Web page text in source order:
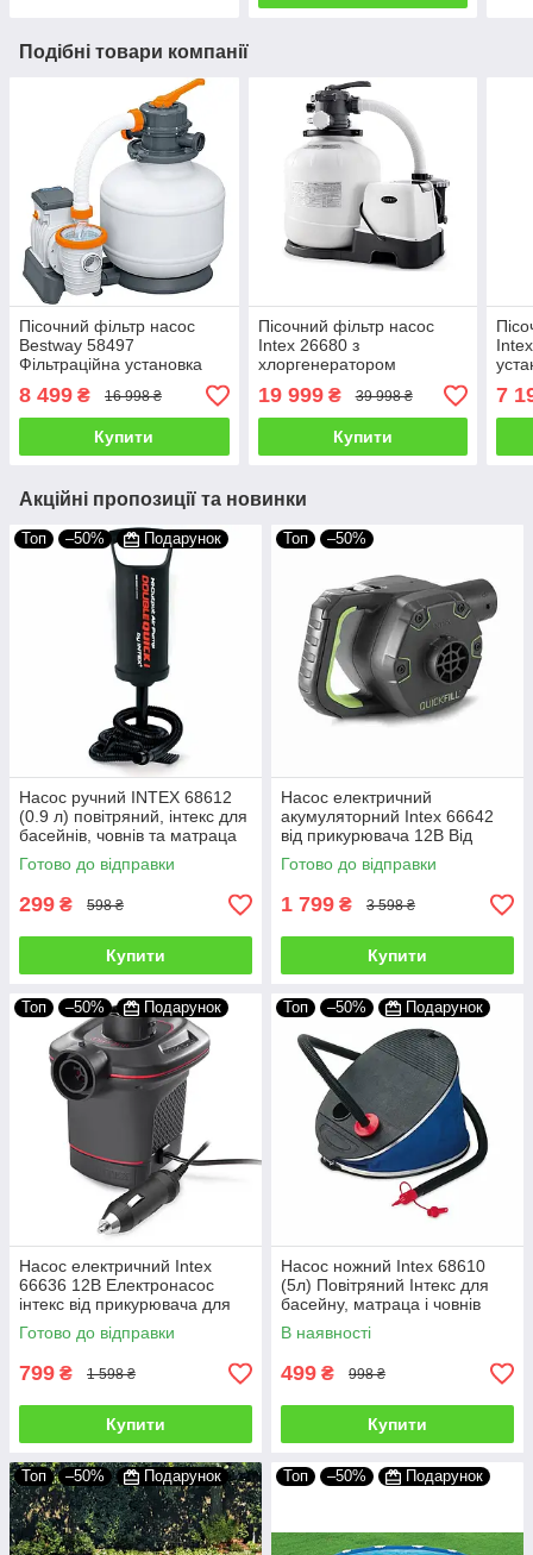
Подібні товари компанії
Пісочний фільтр насос
Bestway 58497
Фільтраційна установка
для басейнів 5678 л/год 9
кг
8 499 ₴ 16 998 ₴
Купити
Пісочний фільтр насос
Intex 26680 з
хлоргенератором
для басейнів 10000 л/год
55 кг
19 999₴ 39 998 ₴
Купити
7
Акційні пропозиції та новинки
Топ –50% Подарунок
Насос ручний INTEX 68612
(0.9 л) повітряний, інтекс для
басейнів, човнів та матраца
Готово до відправки
299 ₴ 598 ₴
Купити
Топ –50%
Насос електричний
акумуляторний Intex 66642
від прикурювача 12В Від
мережі 220В Електронасос
інтекс
Готово до відправки
1 799 ₴ 3 598 ₴
Купити
Топ –50% Подарунок
Насос електричний Intex
66636 12В Електронасос
інтекс від прикурювача для
басейну, матраца і човна
Готово до відправки
799 ₴ 1 598 ₴
Купити
Топ –50% Подарунок
Насос ножний Intex 68610
(5л) Повітряний Інтекс для
басейну, матраца і човнів
В наявності
499 ₴ 998 ₴
Купити
Топ –50% Подарунок Топ –50% Подарунок